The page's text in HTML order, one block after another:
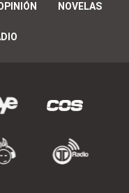
NOVELAS